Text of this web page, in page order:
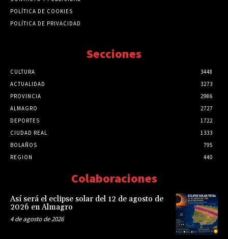
POLÍTICA DE COOKIES
POLÍTICA DE PRIVACIDAD
Secciones
CULTURA
3448
ACTUALIDAD
3273
PROVINCIA
2986
ALMAGRO
2727
DEPORTES
1722
CIUDAD REAL
1333
BOLAÑOS
795
REGION
440
Colaboraciones
Así será el eclipse solar del 12 de agosto de
2026 en Almagro
4 de agosto de 2026